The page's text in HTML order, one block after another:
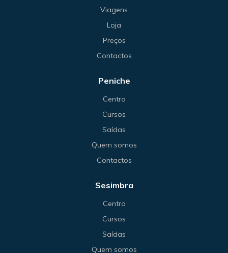
Viagens
Loja
Preços
Contactos
Peniche
Centro
Cursos
Saídas
Quem somos
Contactos
Sesimbra
Centro
Cursos
Saídas
Quem somos